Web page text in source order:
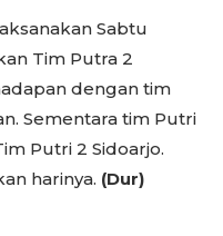
Sabtu
Tim Putra 2
dengan tim
Sementara tim Putri
Putri 2 Sidoarjo.
harinya. (Dur)